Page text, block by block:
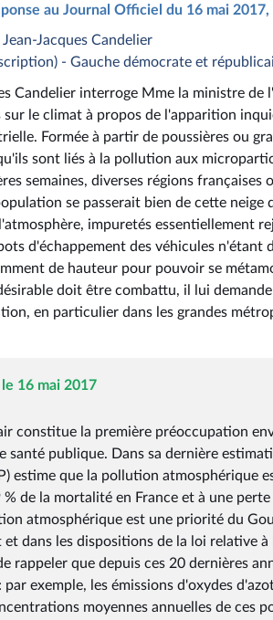
au Journal Officiel du 16 mai 2017,
Jean-Jacques Candelier
- Gauche démocrate et
Candelier interroge Mme la ministre
le climat à propos de l'apparition
Formée à partir de poussières ou
sont liés à la pollution aux
semaines, diverses régions
se passerait bien de cette
impuretés essentiellement
d'échappement des véhicules
de hauteur pour pouvoir se
doit être combattu, il lui
en particulier dans les grandes
16 mai 2017
constitue la première préoccupation
santé publique. Dans sa dernière
estime que la pollution atmosphérique
de la mortalité en France et à une
atmosphérique est une priorité du
dans les dispositions de la loi relative
rappeler que depuis ces 20 dernières
exemple, les émissions d'oxydes
moyennes annuelles de ces